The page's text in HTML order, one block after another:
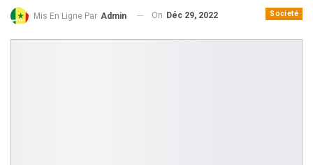
Societé
Mis En Ligne Par Admin On Déc 29, 2022